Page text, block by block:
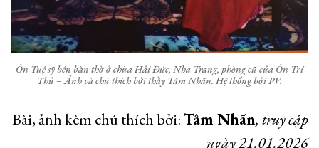
Ôn Tuệ sỹ bên bàn thờ ở chùa Hải Đức, Nha Trang, phòng cũ của Ôn Trí
Thủ – Ảnh và chú thích bởi thầy Tâm Nhãn. Hệ thống bởi PV.
Bài, ảnh kèm chú thích bởi:Tâm Nhãn, truy cập
ngày 21.01.2026